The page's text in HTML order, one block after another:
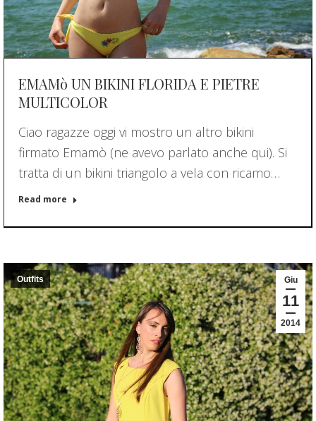
EMAMò UN BIKINI FLORIDA E PIETRE
MULTICOLOR
Ciao ragazze oggi vi mostro un altro bikini
firmato Emamò (ne avevo parlato anche qui). Si
tratta di un bikini triangolo a vela con ricamo…
Read more
Giu
11
2014
Outfits